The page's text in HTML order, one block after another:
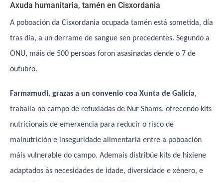
Axuda humanitaria, tamén en Cisxordania
A poboación da Cisxordania ocupada tamén está sometida, día
tras día, a un derrame de sangue sen precedentes. Segundo a
ONU, máis de 500 persoas foron asasinadas dende o 7 de
outubro.
Farmamudi, grazas a un convenio coa Xunta de Galicia,
traballa no campo de refuxiadas de Nur Shams, ofrecendo kits
nutricionais de emerxencia para reducir o risco de
malnutrición e inseguridade alimentaria entre a poboación
máis vulnerable do campo. Ademais distribúe kits de hixiene
adaptados ás necesidades de idade, diversidade e xénero, e